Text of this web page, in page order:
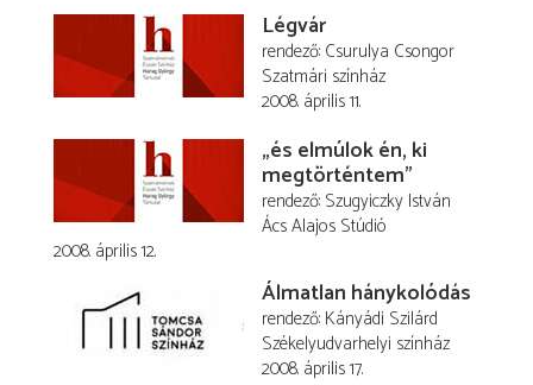
Légvár
rendező Csurulya Csongor
Szatmári színház
2008. április 11.
„és elmúlok én, ki
megtörténtem”
rendező Szugyiczky István
Ács Alajos Stúdió
2008. április 12.
Álmatlan hánykolódás
rendező Kányádi Szilárd
Székelyudvarhelyi színház
2008. április 17.